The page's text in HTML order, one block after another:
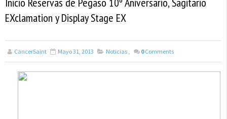
EXclamation y Display Stage EX
CancerSaint Mayo 31, 2013 Noticias , 0 Comments